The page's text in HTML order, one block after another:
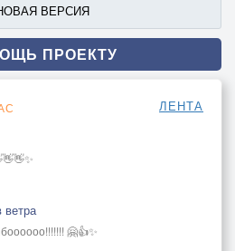
ВЕРСИЯ
ПРОЕКТУ
ЛЕНТА
ветра
🤗👍✨